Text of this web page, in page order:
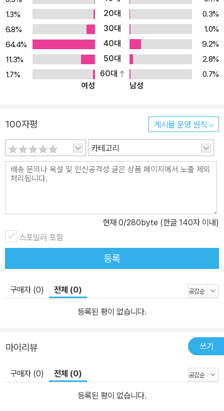
1.3%
20대
0.3%
6.8%
30대
1.0%
64.4%
40대
9.2%
11.3%
50대
2.8%
1.7%
60대
0.7%
여성
남성
100자평 게시물 운영 원칙
카테고리
현재 0/280byte (한글 140자 이내)
스포일러 포함
등록
구매자 (0) 전체 (0)
등록된 평이 없습니다.
마이리뷰 쓰기
구매자 (0) 전체 (0)
등록된 평이 없습니다.